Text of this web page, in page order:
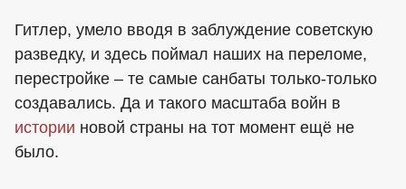
Гитлер, умело вводя в заблуждение советскую
разведку, и здесь поймал наших на переломе,
перестройке – те самые санбаты только-только
создавались. Да и такого масштаба войн в
истории новой страны на тот момент ещё не
было.